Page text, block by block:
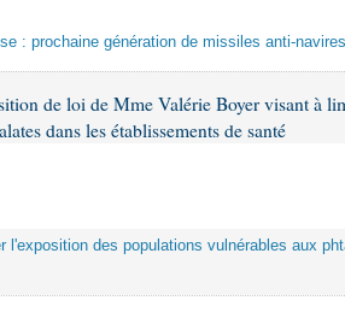
: prochaine génération de missiles anti-
de loi de Mme Valérie Boyer visant à
dans les établissements de santé
l'exposition des populations vulnérables aux